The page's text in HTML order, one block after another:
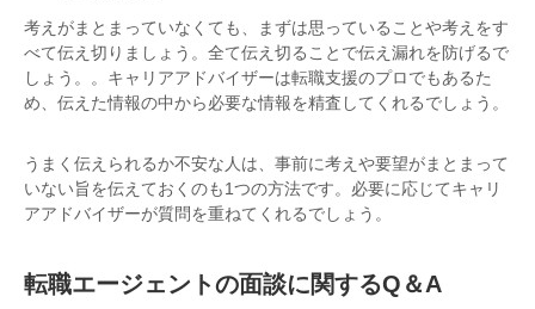
考えがまとまっていなくても、まずは思っていることや考えをす
べて伝え切りましょう。全て伝え切ることで伝え漏れを防げるで
しょう。。キャリアアドバイザーは転職支援のプロでもあるた
め、伝えた情報の中から必要な情報を精査してくれるでしょう。
うまく伝えられるか不安な人は、事前に考えや要望がまとまって
いない旨を伝えておくのも1つの方法です。必要に応じてキャリ
アアドバイザーが質問を重ねてくれるでしょう。
転職エージェントの面談に関するQ＆A